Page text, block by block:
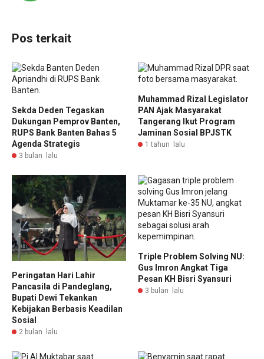
Pos terkait
Sekda Deden Tegaskan
Dukungan Pemprov Banten,
RUPS Bank Banten Bahas 5
Agenda Strategis
3 bulan lalu
Muhammad Rizal Legislator
PAN Ajak Masyarakat
Tangerang Ikut Program
Jaminan Sosial BPJSTK
1 tahun lalu
Peringatan Hari Lahir
Pancasila di Pandeglang,
Bupati Dewi Tekankan
Kebijakan Berbasis Keadilan
Sosial
2 bulan lalu
Triple Problem Solving NU:
Gus Imron Angkat Tiga
Pesan KH Bisri Syansuri
3 bulan lalu